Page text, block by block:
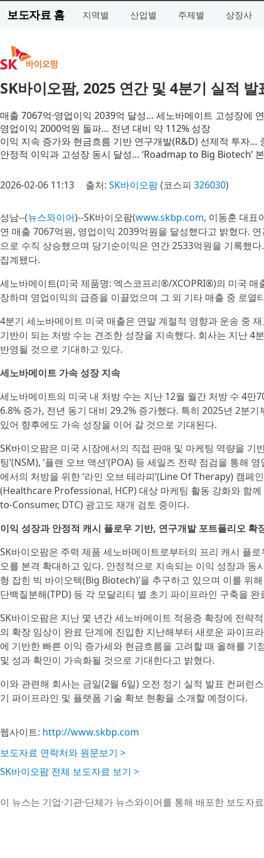
보도자료 홈 지역별 산업별 주제별 상장사
SK바이오팜, 2025 연간 및 4분기 실적 발
매출 7067억·영업이익 2039억 달성… 세노바메이트 고성장에 연
영업이익 2000억원 돌파… 전년 대비 약 112% 성장
이익 지속 증가와 현금흐름 기반 연구개발(R&D) 선제적 투자…
안정적 이익과 고성장 동시 달성… ‘Roadmap to Big Biotech’
2026-02-06 11:13 출처: SK바이오팜(코스피 326030)
성남--(뉴스와이어)--SK바이오팜(www.skbp.com, 이동훈 대표
연 매출 7067억원, 영업이익 2039억원을 달성했다고 밝혔다.
으로 수직 상승했으며 당기순이익은 연간 2533억원을 기록했
집계됐다.
세노바메이트(미국 제품명: 엑스코프리®/XCOPRI®)의 미국
장하며 영업이익의 급증을 이끌었으며 그 외 기타 매출 중 로열
4분기 세노바메이트 미국 매출은 연말 계절적 영향과 운송 중
기반이 되는 처방 수는 견조한 성장을 지속했다. 회사는 지난 4
반영될 것으로 기대하고 있다.
세노바메이트 가속 성장 지속
세노바메이트의 미국 내 처방 수는 지난 12월 월간 처방 수 4
6.8% 증가, 전년 동기 대비 29.2% 증가했다. 특히 2025년 2분
있어 향후에도 가속 성장을 이어 갈 것으로 기대된다.
SK바이오팜은 미국 시장에서의 직접 판매 및 마케팅 역량을 기
팅’(NSM), ‘플랜 오브 액션’(POA) 등 세일즈 전략 점검을 통해
에서의 처방을 위한 ‘라인 오브 테라피’(Line Of Therapy) 캠페
(Healthcare Professional, HCP) 대상 마케팅 활동 강화와 함
to-Consumer, DTC) 광고도 재개 검토 중이다.
이익 성장과 안정적 캐시 플로우 기반, 연구개발 포트폴리오 확
SK바이오팜은 주력 제품 세노바메이트로부터의 프리 캐시 플
오를 본격 확대하고 있다. 안정적으로 지속되는 이익 성장과 동
형 잡힌 빅 바이오텍(Big Biotech)’을 추구하고 있으며 이를 위
단백질분해(TPD) 등 각 모달리티 별 초기 파이프라인 구축을
SK바이오팜은 지난 몇 년간 세노바메이트 적응증 확장에 전략
의 확장 임상이 완료 단계에 진입한 지난해부터 새로운 파이프
에 기반한 빠른 이익 증가세와 현금흐름을 고려할 때 올해를
및 성과 확인이 가속화될 것으로 기대한다고 밝혔다.
이와 관련해 회사는 금일(2월 6일) 오전 정기 실적 발표 컨퍼런
기 파이프라인 및 플랫폼 기술 확보 현황을 소개할 예정이다.
웹사이트: http://www.skbp.com
보도자료 연락처와 원문보기 >
SK바이오팜 전체 보도자료 보기 >
이 뉴스는 기업·기관·단체가 뉴스와이어를 통해 배포한 보도자